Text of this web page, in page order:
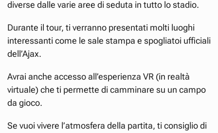
diverse dalle varie aree di seduta in tutto lo stadio.
Durante il tour, ti verranno presentati molti luoghi
interessanti come le sale stampa e spogliatoi ufficiali
dell’Ajax.
Avrai anche accesso all’esperienza VR (in realtà
virtuale) che ti permette di camminare su un campo
da gioco.
Se vuoi vivere l’atmosfera della partita, ti consiglio di